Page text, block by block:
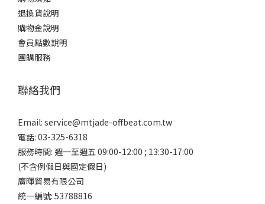
退換貨說明
購物金說明
會員點數說明
團購服務
聯絡我們
Email: service@mtjade-offbeat.com.tw
電話: 03-325-6318
服務時間: 週一至週五 09:00-12:00 ; 13:30-17:00
(不含例假日與國定假日)
廣暉貿易有限公司
統一編號: 53788816